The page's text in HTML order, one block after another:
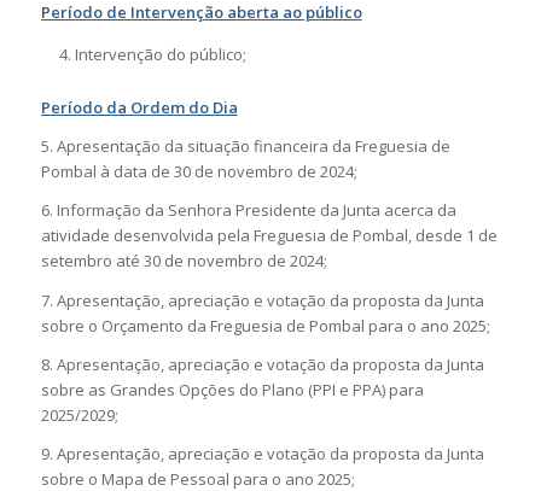
Período de Intervenção aberta ao público
Intervenção do público;
Período da Ordem do Dia
5. Apresentação da situação financeira da Freguesia de
Pombal à data de 30 de novembro de 2024;
6. Informação da Senhora Presidente da Junta acerca da
atividade desenvolvida pela Freguesia de Pombal, desde 1 de
setembro até 30 de novembro de 2024;
7. Apresentação, apreciação e votação da proposta da Junta
sobre o Orçamento da Freguesia de Pombal para o ano 2025;
8. Apresentação, apreciação e votação da proposta da Junta
sobre as Grandes Opções do Plano (PPI e PPA) para
2025/2029;
9. Apresentação, apreciação e votação da proposta da Junta
sobre o Mapa de Pessoal para o ano 2025;